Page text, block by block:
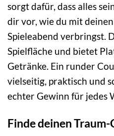
sorgt dafür, dass alles
dir vor, wie du mit
Spieleabend verbringst.
Spielfläche und bietet
Getränke. Ein runder
vielseitig, praktisch und
echter Gewinn für jedes
Finde deinen